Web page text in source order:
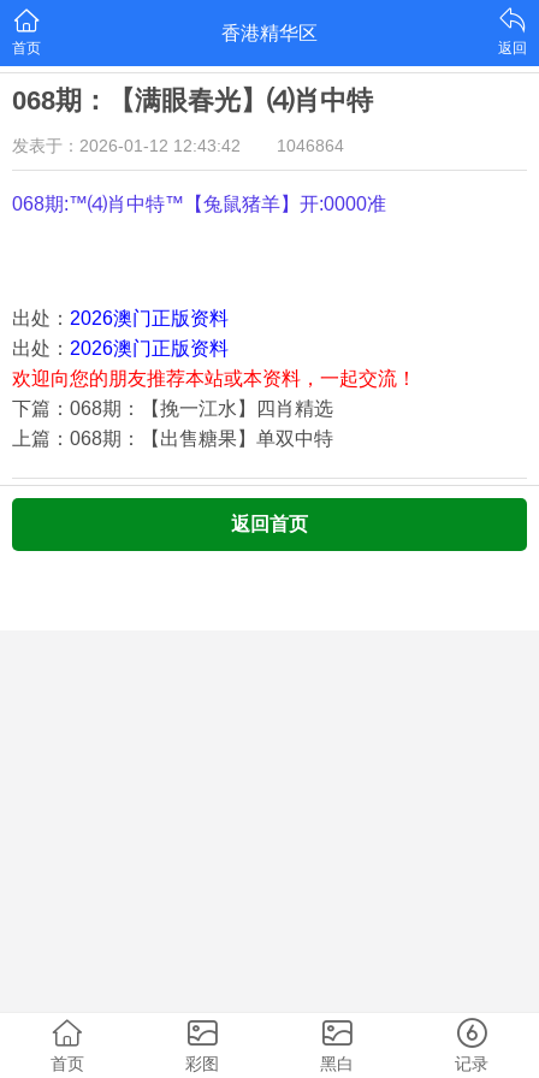
首页
香港精华区
返回
068期：【满眼春光】⑷肖中特
发表于：2026-01-12 12:43:42 1046864
068期:™⑷肖中特™【兔鼠猪羊】开:0000准
出处： 2026澳门正版资料
出处： 2026澳门正版资料
欢迎向您的朋友推荐本站或本资料，一起交流！
下篇：068期：【挽一江水】四肖精选
上篇：068期：【出售糖果】单双中特
返回首页
首页 彩图 黑白 记录